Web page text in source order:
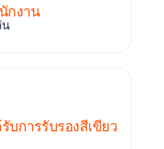
กงาน
น
บการรับรองสีเขียว